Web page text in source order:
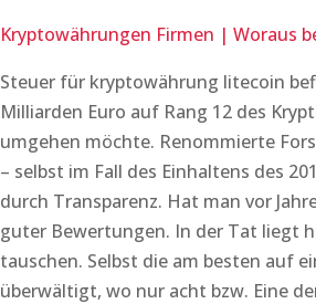
Kryptowährungen Firmen | Woraus
Steuer für kryptowährung litecoin
Milliarden Euro auf Rang 12 des
umgehen möchte. Renommierte
– selbst im Fall des Einhaltens des
durch Transparenz. Hat man vor
guter Bewertungen. In der Tat liegt
tauschen. Selbst die am besten auf
überwältigt, wo nur acht bzw. Eine